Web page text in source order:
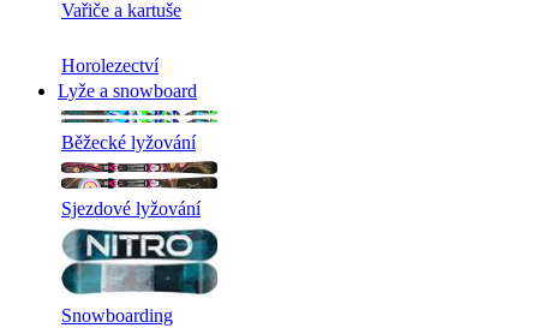
Vařiče a kartuše
Horolezectví
Lyže a snowboard
Běžecké lyžování
Sjezdové lyžování
Snowboarding